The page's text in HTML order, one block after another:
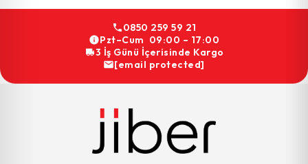
0850 259 59 21
Pzt–Cum 09:00 – 17:00
3 İş Günü İçerisinde Kargo
[email protected]